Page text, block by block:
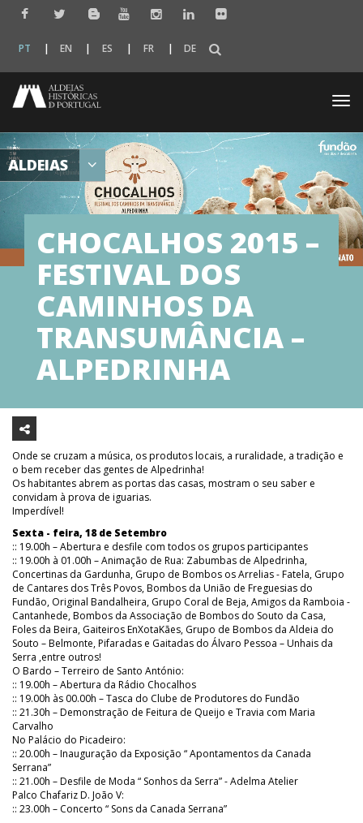
PT EN ES FR DE
ALDEIAS
CHOCALHOS 2015 –
FESTIVAL DOS
CAMINHOS DA
TRANSUMÂNCIA –
ALPEDRINHA
Onde se cruzam a música, os produtos locais, a ruralidade, a tradição e
o bem receber das gentes de Alpedrinha!
Os habitantes abrem as portas das casas, mostram o seu saber e
convidam à prova de iguarias.
Imperdível!
Sexta - feira, 18 de Setembro
:: 19.00h – Abertura e desfile com todos os grupos participantes
:: 19.00h à 01.00h – Animação de Rua: Zabumbas de Alpedrinha,
Concertinas da Gardunha, Grupo de Bombos os Arrelias - Fatela, Grupo
de Cantares dos Três Povos, Bombos da União de Freguesias do
Fundão, Original Bandalheira, Grupo Coral de Beja, Amigos da Ramboia -
Cantanhede, Bombos da Associação de Bombos do Souto da Casa,
Foles da Beira, Gaiteiros EnXotaKães, Grupo de Bombos da Aldeia do
Souto – Belmonte, Pifaradas e Gaitadas do Álvaro Pessoa – Unhais da
Serra ,entre outros!
O Bardo – Terreiro de Santo António:
:: 19.00h – Abertura da Rádio Chocalhos
:: 19.00h às 00.00h – Tasca do Clube de Produtores do Fundão
:: 21.30h – Demonstração de Feitura de Queijo e Travia com Maria
Carvalho
No Palácio do Picadeiro:
:: 20.00h – Inauguração da Exposição “ Apontamentos da Canada
Serrana”
:: 21.00h – Desfile de Moda “ Sonhos da Serra” - Adelma Atelier
Palco Chafariz D. João V:
:: 23.00h – Concerto “ Sons da Canada Serrana”